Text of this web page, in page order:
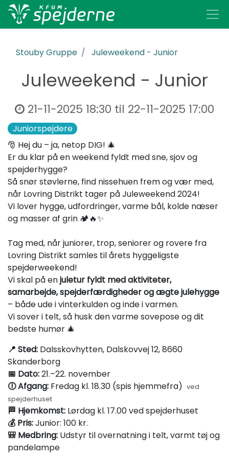
Stouby Gruppe Juleweekend - Junior
Juleweekend - Junior
21-11-2025 18:30 til 22-11-2025 17:00
Juniorspejdere
🎅 Hej du – ja, netop DIG! 🎄
Er du klar på en weekend fyldt med sne, sjov og
spejderhygge?
Så snør støvlerne, find nissehuen frem og vær med,
når Lovring Distrikt tager på Juleweekend 2024!
Vi lover hygge, udfordringer, varme bål, kolde næser
og masser af grin 🏕️🔥✨
Tag med, når juniorer, trop, seniorer og rovere fra
Lovring Distrikt samles til årets hyggeligste
spejderweekend!
Vi skal på enjuletur fyldt med aktiviteter,
samarbejde, spejderfærdigheder og ægte julehygge
– både ude i vinterkulden og inde i varmen.
Vi sover i telt, så husk den varme sovepose og dit
bedste humør 🎄
📍 Sted: Dalsskovhytten, Dalskovvej 12, 8660
Skanderborg
📅 Dato:21.–22. november
🕕 Afgang: Fredag kl. 18.30 (spis hjemmefra) ved
spejderhuset
🏁 Hjemkomst: Lørdag kl. 17.00 ved spejderhuset
💰 Pris:Junior: 100 kr.
🎒 Medbring: Udstyr til overnatning i telt, varmt tøj og
pandelampe